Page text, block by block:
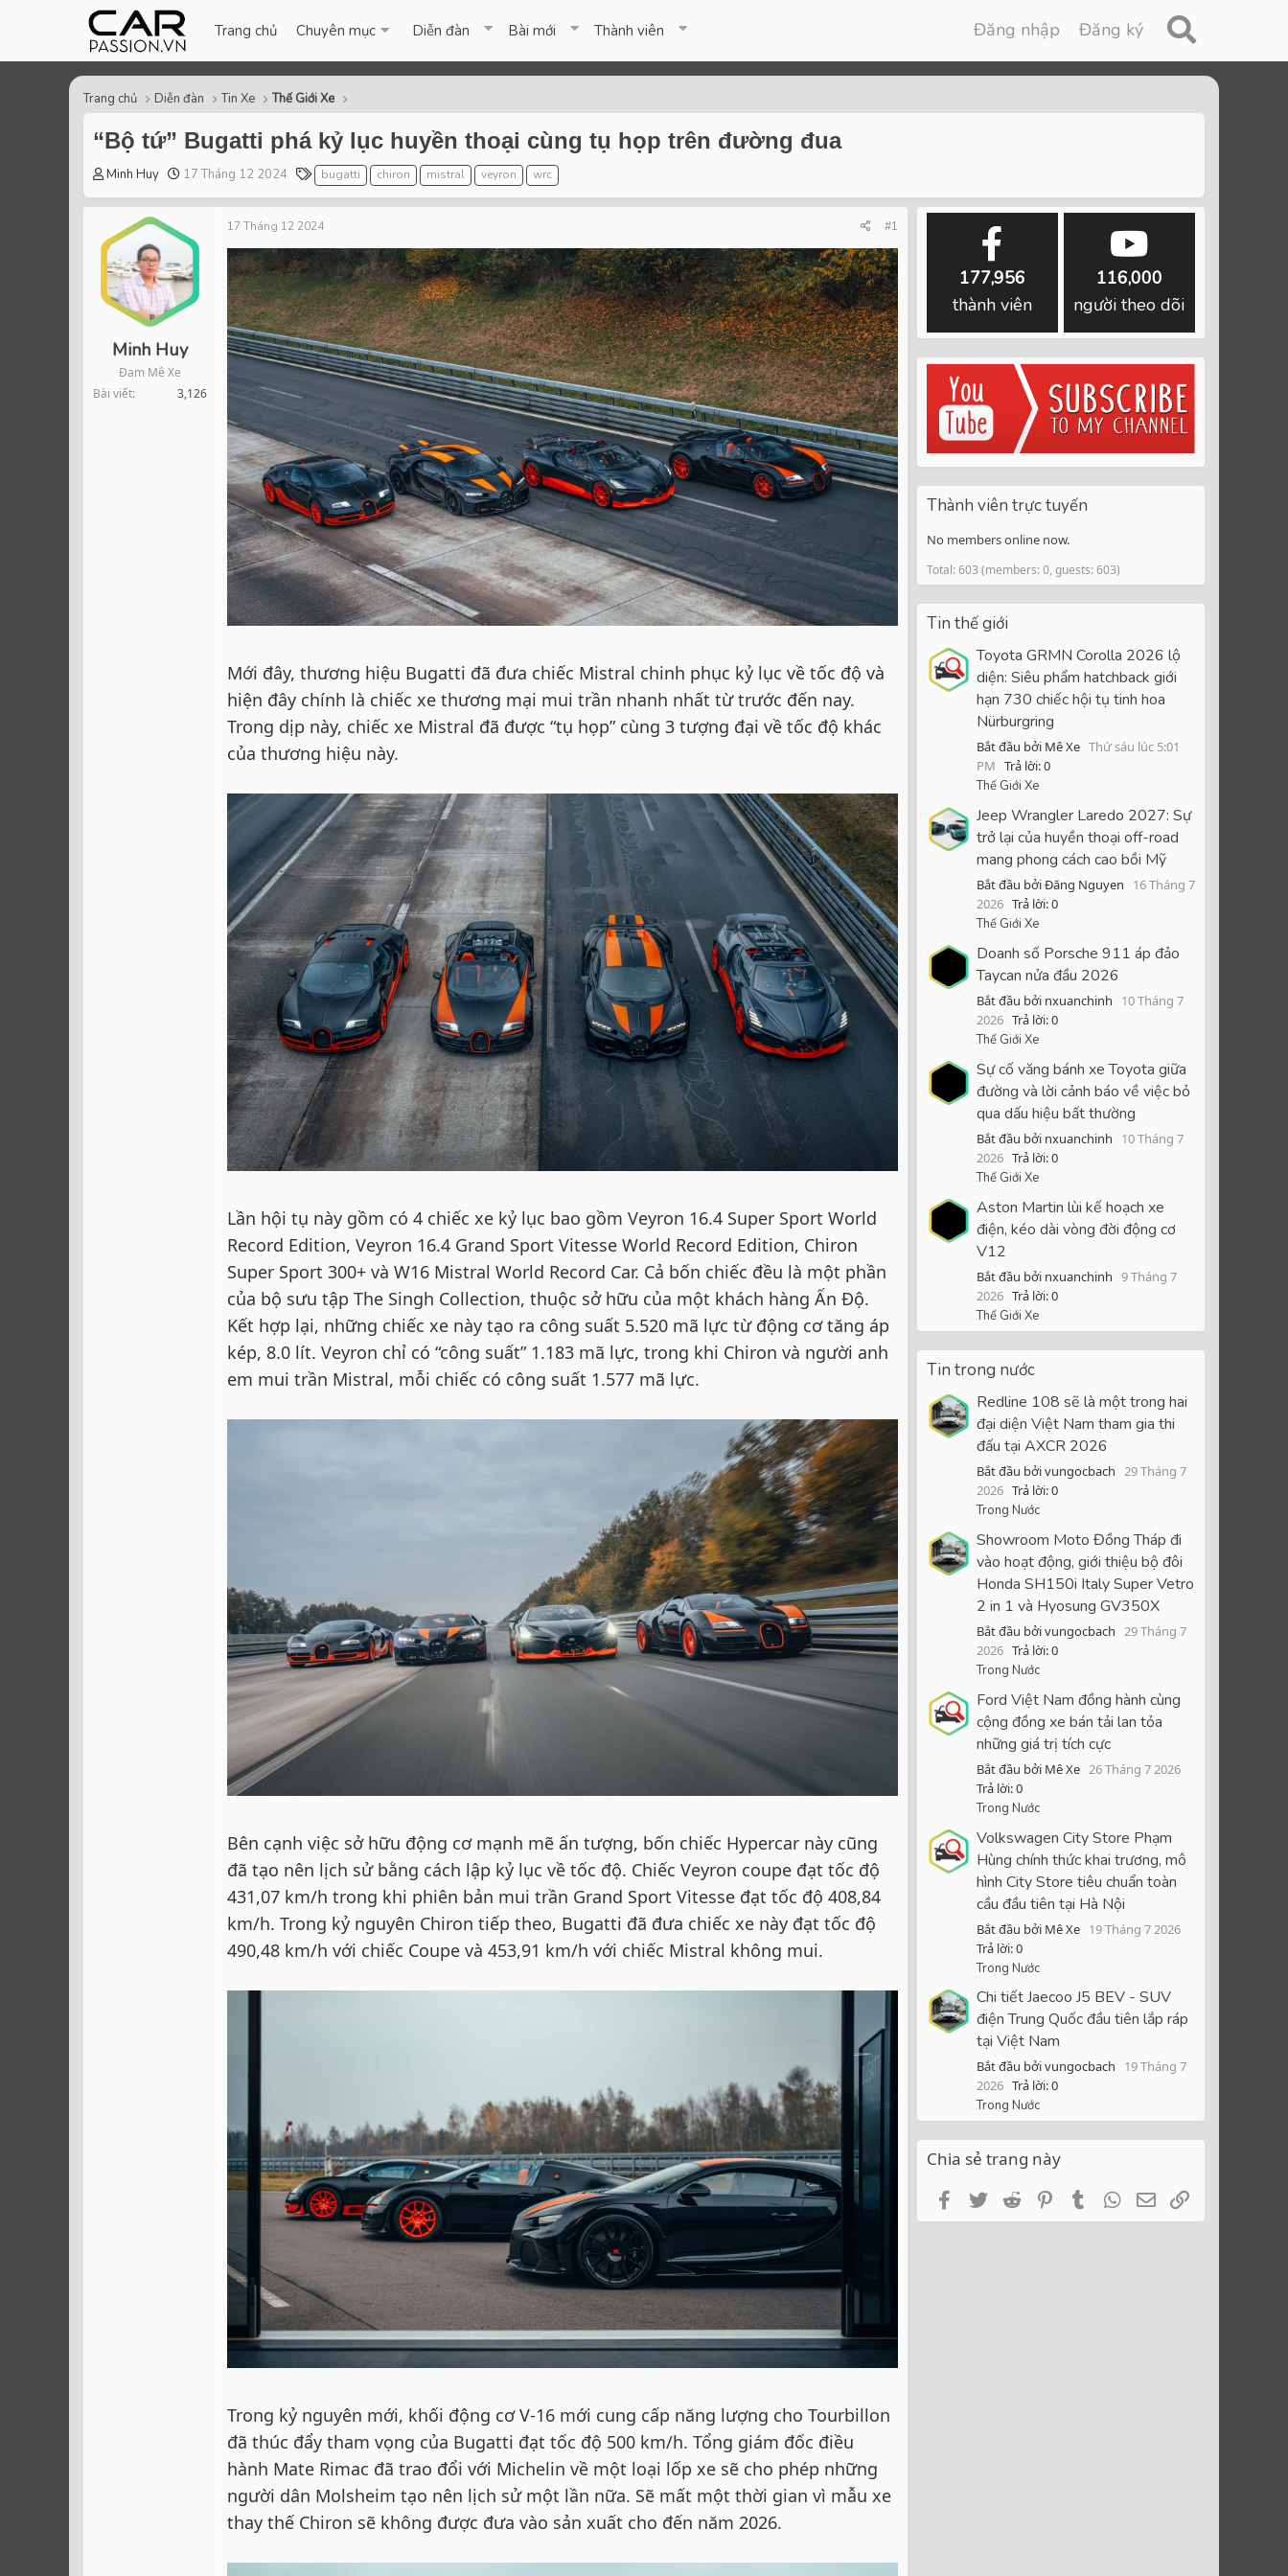
Trang chủ Chuyên mục Diễn đàn Bài mới Thành viên Đăng nhập Đăng ký
Trang chủ Diễn đàn Tin Xe Thế Giới Xe
“Bộ tứ” Bugatti phá kỷ lục huyền thoại cùng tụ họp trên đường đua
T
r
a
d
s
t
r
Minh Huy
S
a
r
t
d
a
t
17 Tháng 12 2024
T
a
g
s
bugatti chiron mistral veyron wrc
Minh Huy
Đam Mê Xe
Bài viết
3,126
17 Tháng 12 2024 #1
Mới đây, thương hiệu Bugatti đã đưa chiếc Mistral chinh phục kỷ lục về tốc độ và
hiện đây chính là chiếc xe thương mại mui trần nhanh nhất từ trước đến nay.
Trong dịp này, chiếc xe Mistral đã được “tụ họp” cùng 3 tượng đại về tốc độ khác
của thương hiệu này.
Lần hội tụ này gồm có 4 chiếc xe kỷ lục bao gồm Veyron 16.4 Super Sport World
Record Edition, Veyron 16.4 Grand Sport Vitesse World Record Edition, Chiron
Super Sport 300+ và W16 Mistral World Record Car. Cả bốn chiếc đều là một phần
của bộ sưu tập The Singh Collection, thuộc sở hữu của một khách hàng Ấn Độ.
Kết hợp lại, những chiếc xe này tạo ra công suất 5.520 mã lực từ động cơ tăng áp
kép, 8.0 lít. Veyron chỉ có “công suất” 1.183 mã lực, trong khi Chiron và người anh
em mui trần Mistral, mỗi chiếc có công suất 1.577 mã lực.
Bên cạnh việc sở hữu động cơ mạnh mẽ ấn tượng, bốn chiếc Hypercar này cũng
đã tạo nên lịch sử bằng cách lập kỷ lục về tốc độ. Chiếc Veyron coupe đạt tốc độ
431,07 km/h trong khi phiên bản mui trần Grand Sport Vitesse đạt tốc độ 408,84
km/h. Trong kỷ nguyên Chiron tiếp theo, Bugatti đã đưa chiếc xe này đạt tốc độ
490,48 km/h với chiếc Coupe và 453,91 km/h với chiếc Mistral không mui.
Trong kỷ nguyên mới, khối động cơ V-16 mới cung cấp năng lượng cho Tourbillon
đã thúc đẩy tham vọng của Bugatti đạt tốc độ 500 km/h. Tổng giám đốc điều
hành Mate Rimac đã trao đổi với Michelin về một loại lốp xe sẽ cho phép những
người dân Molsheim tạo nên lịch sử một lần nữa. Sẽ mất một thời gian vì mẫu xe
thay thế Chiron sẽ không được đưa vào sản xuất cho đến năm 2026.
177,956
thành viên
116,000
người theo dõi
Thành viên trực tuyến
No members online now.
Total: 603 (members: 0, guests: 603)
Tin thế giới
Toyota GRMN Corolla 2026 lộ
diện: Siêu phẩm hatchback giới
hạn 730 chiếc hội tụ tinh hoa
Nürburgring
Bắt đầu bởi Mê Xe Thứ sáu lúc 5:01
PM Trả lời: 0
Thế Giới Xe
Jeep Wrangler Laredo 2027: Sự
trở lại của huyền thoại off-road
mang phong cách cao bồi Mỹ
Bắt đầu bởi Đăng Nguyen
16 Tháng 7
2026 Trả lời: 0
Thế Giới Xe
Doanh số Porsche 911 áp đảo
Taycan nửa đầu 2026
Bắt đầu bởi nxuanchinh
10 Tháng 7
2026 Trả lời: 0
Thế Giới Xe
Sự cố văng bánh xe Toyota giữa
đường và lời cảnh báo về việc bỏ
qua dấu hiệu bất thường
Bắt đầu bởi nxuanchinh
10 Tháng 7
2026 Trả lời: 0
Thế Giới Xe
Aston Martin lùi kế hoạch xe
điện, kéo dài vòng đời động cơ
V12
Bắt đầu bởi nxuanchinh 9 Tháng 7
2026 Trả lời: 0
Thế Giới Xe
Tin trong nước
Redline 108 sẽ là một trong hai
đại diện Việt Nam tham gia thi
đấu tại AXCR 2026
Bắt đầu bởi vungocbach 29 Tháng 7
2026 Trả lời: 0
Trong Nước
Showroom Moto Đồng Tháp đi
vào hoạt động, giới thiệu bộ đôi
Honda SH150i Italy Super Vetro
2 in 1 và Hyosung GV350X
Bắt đầu bởi vungocbach 29 Tháng 7
2026 Trả lời: 0
Trong Nước
Ford Việt Nam đồng hành cùng
cộng đồng xe bán tải lan tỏa
những giá trị tích cực
Bắt đầu bởi Mê Xe 26 Tháng 7 2026
Trả lời: 0
Trong Nước
Volkswagen City Store Phạm
Hùng chính thức khai trương, mô
hình City Store tiêu chuẩn toàn
cầu đầu tiên tại Hà Nội
Bắt đầu bởi Mê Xe 19 Tháng 7 2026
Trả lời: 0
Trong Nước
Chi tiết Jaecoo J5 BEV - SUV
điện Trung Quốc đầu tiên lắp ráp
tại Việt Nam
Bắt đầu bởi vungocbach
19 Tháng 7
2026 Trả lời: 0
Trong Nước
Chia sẻ trang này
FacebookTwitterRedditPinterestTumblrWhatsApp
Email